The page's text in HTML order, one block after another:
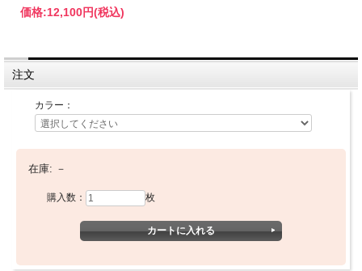
価格:12,100円(税込)
注文
カラー：
在庫: －
購入数： 枚